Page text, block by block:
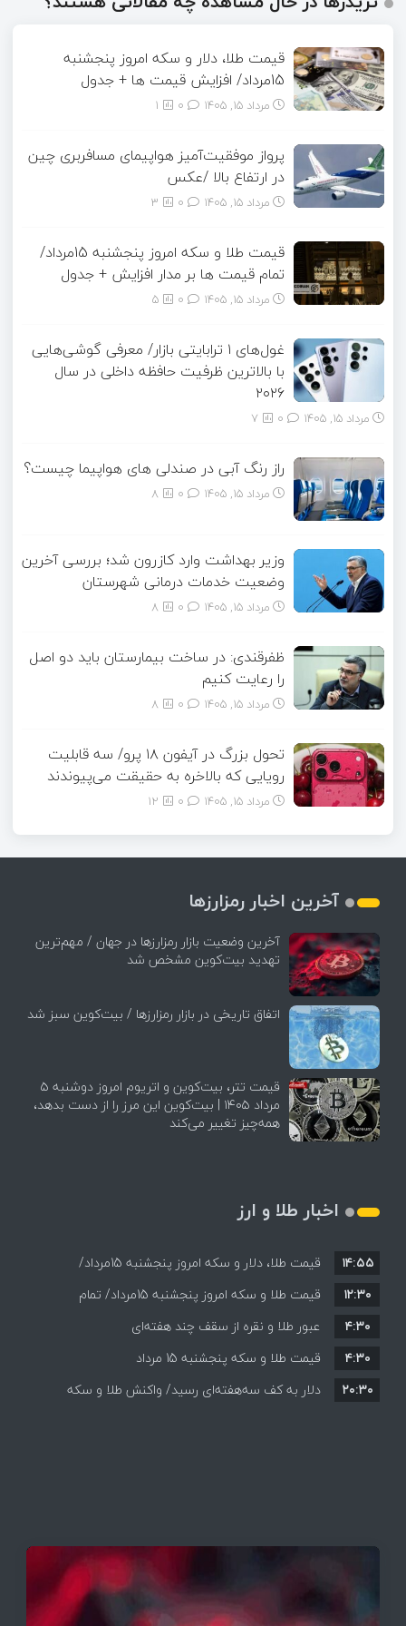
قیمت طلا، دلار و سکه امروز پنجشنبه
15مرداد/ افزایش قیمت ها + جدول
مرداد ۱۵, ۱۴۰۵ 1
پرواز موفقیت‌آمیز هواپیمای مسافربری چین
در ارتفاع بالا /عکس
مرداد ۱۵, ۱۴۰۵ 3
قیمت طلا و سکه امروز پنجشنبه 15مرداد/
تمام قیمت ها بر مدار افزایش + جدول
مرداد ۱۵, ۱۴۰۵ 5
غول‌های ۱ ترابایتی بازار/ معرفی گوشی‌هایی
با بالاترین ظرفیت حافظه داخلی در سال
۲۰۲۶
مرداد ۱۵, ۱۴۰۵ 7
راز رنگ آبی در صندلی های هواپیما چیست؟
مرداد ۱۵, ۱۴۰۵ 8
وزیر بهداشت وارد کازرون شد؛ بررسی آخرین
وضعیت خدمات درمانی شهرستان
مرداد ۱۵, ۱۴۰۵ 8
ظفرقندی: در ساخت بیمارستان باید دو اصل
را رعایت کنیم
مرداد ۱۵, ۱۴۰۵ 8
تحول بزرگ در آیفون ۱۸ پرو/ سه قابلیت
رویایی که بالاخره به حقیقت می‌پیوندند
مرداد ۱۵, ۱۴۰۵ 12
آخرین اخبار رمزارزها
آخرین وضعیت بازار رمزارزها در جهان / مهم‌ترین
تهدید بیت‌کوین مشخص شد
اتفاق تاریخی در بازار رمزارزها / بیت‌کوین سبز شد
قیمت تتر، بیت‌کوین و اتریوم امروز دوشنبه ۵
مرداد ۱۴۰۵ | بیت‌کوین این مرز را از دست بدهد،
همه‌چیز تغییر می‌کند
اخبار طلا و ارز
قیمت طلا، دلار و سکه امروز پنجشنبه 15مرداد/
افزایش قیمت ها + جدول
۱۴:۵۵
قیمت طلا و سکه امروز پنجشنبه 15مرداد/ تمام
قیمت ها بر مدار افزایش + جدول
۱۲:۳۰
عبور طلا و نقره از سقف چند هفته‌ای
۴:۳۰
قیمت طلا و سکه پنجشنبه 15 مرداد
۴:۳۰
دلار به کف سه‌هفته‌ای رسید/ واکنش طلا و سکه
۲۰:۳۰